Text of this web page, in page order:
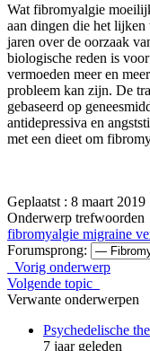
Wat fibromyalgie
aan dingen die het lijken
jaren over de oorzaak
biologische reden is
vermoeden meer en
probleem kan zijn. De
gebaseerd op
antidepressiva en
met een dieet om
Geplaatst : 8 maart 2019
Onderwerp trefwoorden
fibromyalgie migraine
Forumsprong:
Vorig onderwerp
Volgende topic
Verwante onderwerpen
Psychedelische
7 jaar geleden